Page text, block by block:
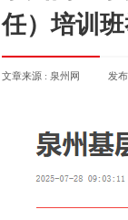
任）培训
文章来源 : 泉州网 发